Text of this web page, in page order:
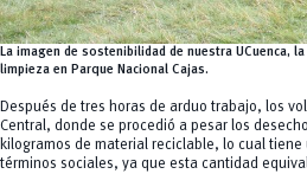
La imagen de sostenibilidad de nuestra UCuenca,
limpieza en Parque Nacional Cajas.
Después de tres horas de arduo trabajo, los
Central, donde se procedió a pesar los
kilogramos de material reciclable, lo cual
términos sociales, ya que esta cantidad